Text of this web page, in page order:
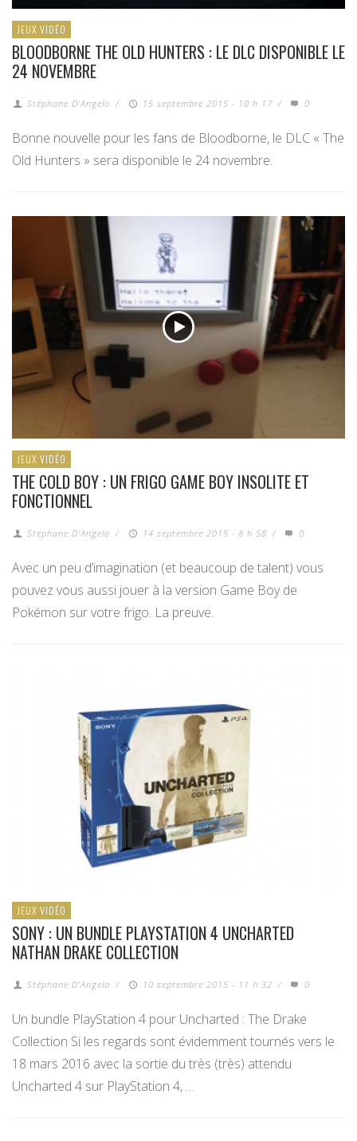
JEUX VIDÉO
BLOODBORNE THE OLD HUNTERS : LE DLC DISPONIBLE LE
24 NOVEMBRE
Stéphane D'Angelo / 15 septembre 2015 - 10 h 17 / 0
Bonne nouvelle pour les fans de Bloodborne, le DLC « The
Old Hunters » sera disponible le 24 novembre.
JEUX VIDÉO
THE COLD BOY : UN FRIGO GAME BOY INSOLITE ET
FONCTIONNEL
Stéphane D'Angelo / 14 septembre 2015 - 8 h 58 / 0
Avec un peu d’imagination (et beaucoup de talent) vous
pouvez vous aussi jouer à la version Game Boy de
Pokémon sur votre frigo. La preuve.
JEUX VIDÉO
SONY : UN BUNDLE PLAYSTATION 4 UNCHARTED
NATHAN DRAKE COLLECTION
Stéphane D'Angelo / 10 septembre 2015 - 11 h 32 / 0
Un bundle PlayStation 4 pour Uncharted : The Drake
Collection Si les regards sont évidemment tournés vers le
18 mars 2016 avec la sortie du très (très) attendu
Uncharted 4 sur PlayStation 4, …